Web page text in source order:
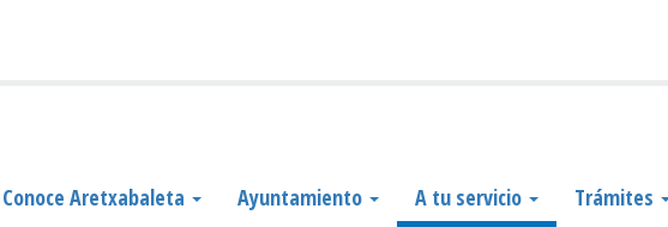
Conoce Aretxabaleta Ayuntamiento A tu servicio Trámites